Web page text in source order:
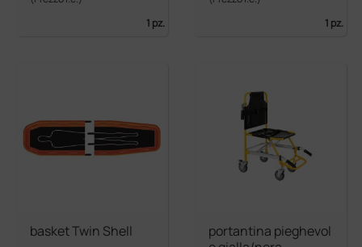
1 pz.
1 pz.
basket Twin Shell
portantina pieghevol